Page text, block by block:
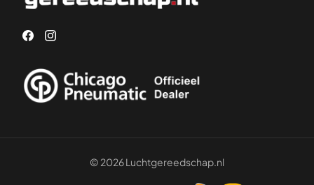
© 2026 Luchtgereedschap.nl